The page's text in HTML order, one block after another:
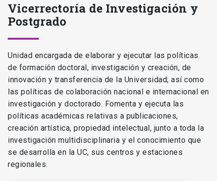
Vicerrectoría de Investigación y
Postgrado
Unidad encargada de elaborar y ejecutar las políticas
de formación doctoral, investigación y creación, de
innovación y transferencia de la Universidad; así como
las políticas de colaboración nacional e internacional en
investigación y doctorado. Fomenta y ejecuta las
políticas académicas relativas a publicaciones,
creación artística, propiedad intelectual, junto a toda la
investigación multidisciplinaria y el conocimiento que
se desarrolla en la UC, sus centros y estaciones
regionales.